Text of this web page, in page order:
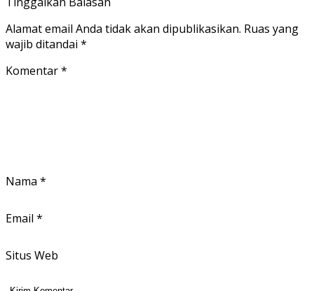
Alamat email Anda tidak akan dipublikasikan. Ruas yang
wajib ditandai *
Komentar*
Nama *
Email *
Situs Web